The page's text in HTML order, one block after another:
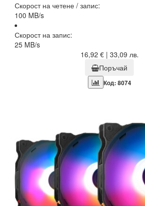
Скорост на четене / запис:
100 MB/s
Скорост на запис:
25 MB/s
16,92 € | 33,09 лв.
Поръчай
Код: 8074